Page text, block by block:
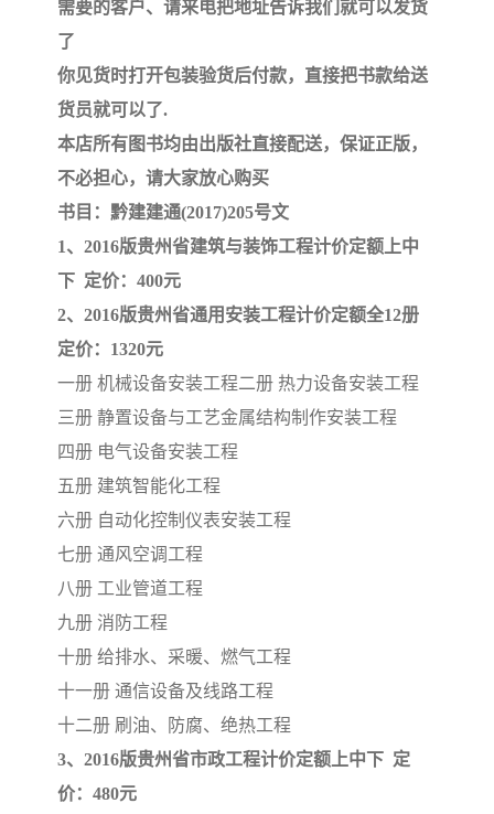
需要的客户、请来电把地址告诉我们就可以发货
了
你见货时打开包装验货后付款，直接把书款给送
货员就可以了.
本店所有图书均由出版社直接配送，保证正版，
不必担心，请大家放心购买
书目：黔建建通(2017)205号文
1、2016版贵州省建筑与装饰工程计价定额上中
下 定价：400元
2、2016版贵州省通用安装工程计价定额全12册
定价：1320元
一册 机械设备安装工程二册 热力设备安装工程
三册 静置设备与工艺金属结构制作安装工程
四册 电气设备安装工程
五册 建筑智能化工程
六册 自动化控制仪表安装工程
七册 通风空调工程
八册 工业管道工程
九册 消防工程
十册 给排水、采暖、燃气工程
十一册 通信设备及线路工程
十二册 刷油、防腐、绝热工程
3、2016版贵州省市政工程计价定额上中下 定
价：480元
广西建筑安装工程预算定
*考军校教材
依据
海南省建设工程预算定额 浙江省建设工程预算定额
电力工程预算概算定额 重庆市建设工程计价定额
额
四川省清单定额 河南省建设工程预算定额
云南省建设工程预算定额 2020民法典
陕西省水利工程概预算定 宁夏建设工程计价定额
冶金工业建设工程概算定
额
天津建设工程预算定额 20kv及以下配电网工程预
广东省水利水电概预算定
四川省清单计价定额 北京市建设工程消耗量定
额